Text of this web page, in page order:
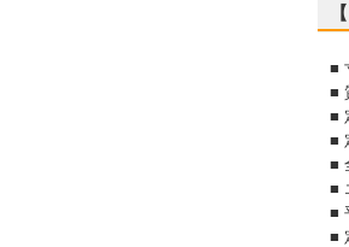
■
■
■
■
■
■
■
■